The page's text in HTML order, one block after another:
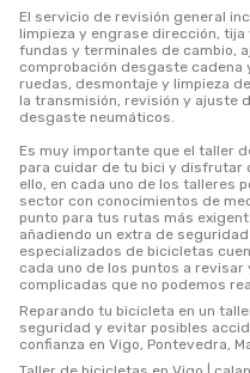
El servicio de revisión general
limpieza y engrase dirección,
fundas y terminales de cambio,
comprobación desgaste
ruedas, desmontaje y limpieza
la transmisión, revisión y ajuste
desgaste neumáticos.
Es muy importante que el taller
para cuidar de tu bici y disfrutar
ello, en cada uno de los talleres
sector con conocimientos de
punto para tus rutas más
añadiendo un extra de
especializados de bicicletas
cada uno de los puntos a
complicadas que no podemos
Reparando tu bicicleta en un
seguridad y evitar posibles
confianza en Vigo, Pontevedra,